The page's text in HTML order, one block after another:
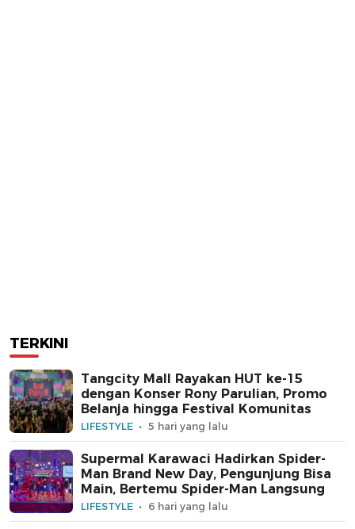
TERKINI
Tangcity Mall Rayakan HUT ke-15
dengan Konser Rony Parulian, Promo
Belanja hingga Festival Komunitas
LIFESTYLE 5 hari yang lalu
Supermal Karawaci Hadirkan Spider-
Man Brand New Day, Pengunjung Bisa
Main, Bertemu Spider-Man Langsung
LIFESTYLE 6 hari yang lalu